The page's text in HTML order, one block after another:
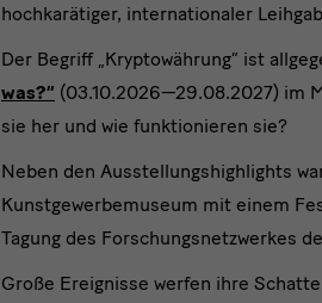
hochkarätiger, internationaler
Der Begriff „Kryptowährung“ ist
was?“ (03.10.2026—29.08.2027) im
sie her und wie funktionieren sie?
Neben den Ausstellungshighlights
Kunstgewerbemuseum mit einem
Tagung des Forschungsnetzwerkes
Große Ereignisse werfen ihre